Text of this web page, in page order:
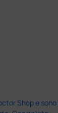
Shop e